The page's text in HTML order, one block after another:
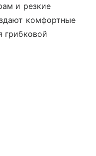
и резкие
комфортные
грибковой